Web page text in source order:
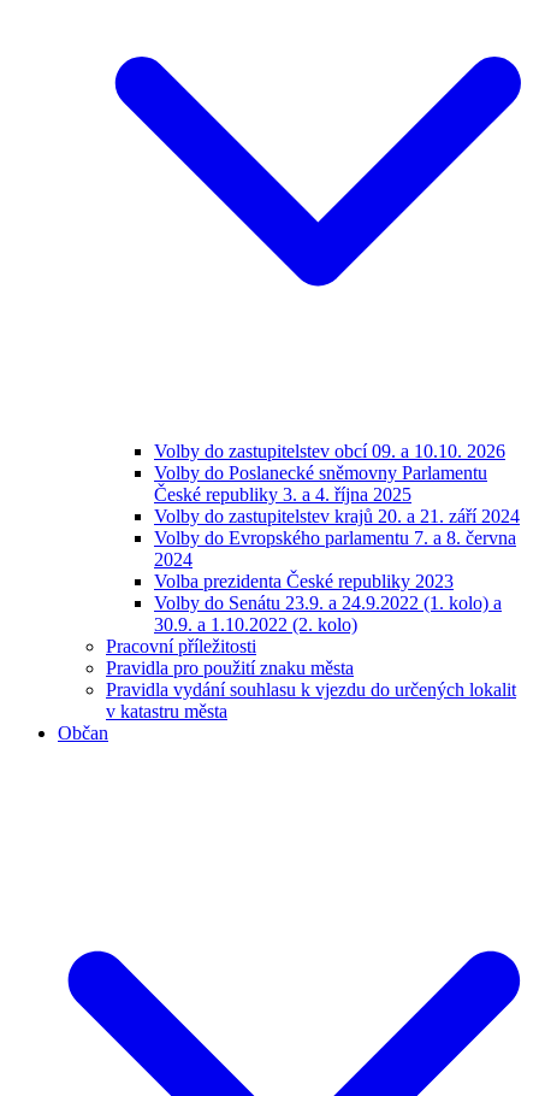
Volby do zastupitelstev obcí 09. a 10.10. 2026
Volby do Poslanecké sněmovny Parlamentu
České republiky 3. a 4. října 2025
Volby do zastupitelstev krajů 20. a 21. září 2024
Volby do Evropského parlamentu 7. a 8. června
2024
Volba prezidenta České republiky 2023
Volby do Senátu 23.9. a 24.9.2022 (1. kolo) a
30.9. a 1.10.2022 (2. kolo)
Pracovní příležitosti
Pravidla pro použití znaku města
Pravidla vydání souhlasu k vjezdu do určených lokalit
v katastru města
Občan